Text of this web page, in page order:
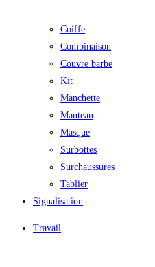
Coiffe
Combinaison
Couvre barbe
Kit
Manchette
Manteau
Masque
Surbottes
Surchaussures
Tablier
Signalisation
Travail